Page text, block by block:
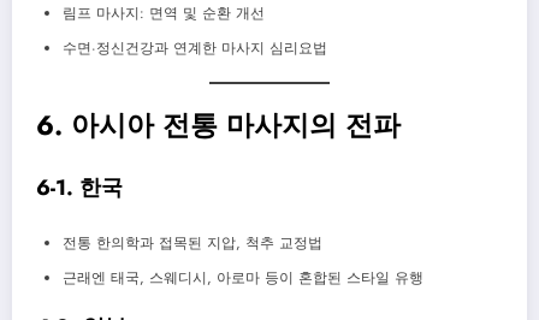
림프 마사지: 면역 및 순환 개선
수면·정신건강과 연계한 마사지 심리요법
6. 아시아 전통 마사지의 전파
6-1. 한국
전통 한의학과 접목된 지압, 척추 교정법
근래엔 태국, 스웨디시, 아로마 등이 혼합된 스타일 유행